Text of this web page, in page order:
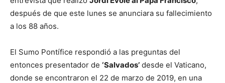
después de que este lunes se anunciara su fallecimiento
a los 88 años.
El Sumo Pontífice respondió a las preguntas del
entonces presentador de ‘Salvados’ desde el Vaticano,
donde se encontraron el 22 de marzo de 2019, en una